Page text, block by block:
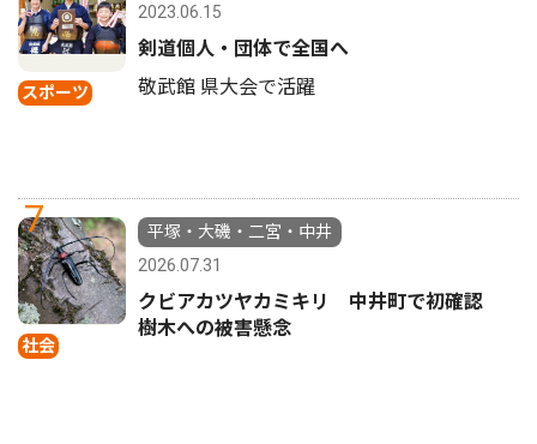
スポーツ
2023.06.15
剣道個人・団体で全国へ
敬武館 県大会で活躍
7
社会
平塚・大磯・二宮・中井
2026.07.31
クビアカツヤカミキリ 中井町で初確認
樹木への被害懸念